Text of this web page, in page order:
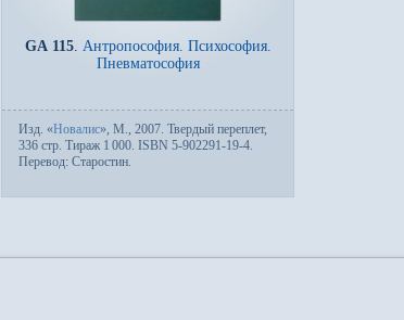
GA 115. Антропософия. Психософия.
Пневматософия
Изд. «Новалис», М., 2007. Твер­дый пе­ре­плет,
336 стр. Тираж 1 000. ISBN 5-902291-19-4.
Пере­вод: Старостин.